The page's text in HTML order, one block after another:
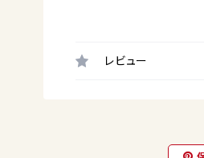
レビュー